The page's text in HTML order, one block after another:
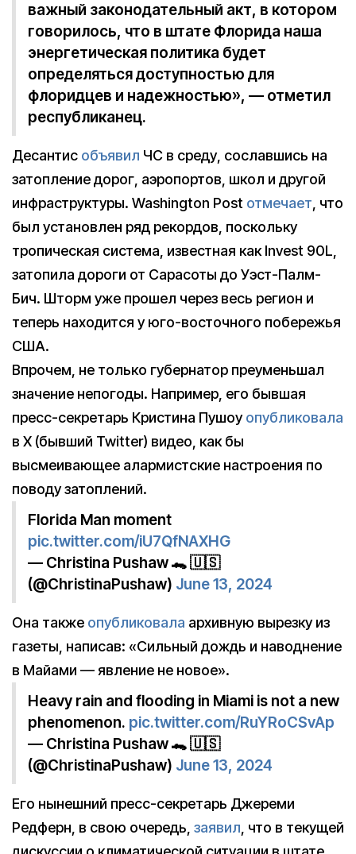
важный законодательный акт, в котором
говорилось, что в штате Флорида наша
энергетическая политика будет
определяться доступностью для
флоридцев и надежностью», — отметил
республиканец.
Десантис объявил ЧС в среду, сославшись на
затопление дорог, аэропортов, школ и другой
инфраструктуры. Washington Post отмечает , что
был установлен ряд рекордов, поскольку
тропическая система, известная как Invest 90L,
затопила дороги от Сарасоты до Уэст-Палм-
Бич. Шторм уже прошел через весь регион и
теперь находится у юго-восточного побережья
США.
Впрочем, не только губернатор преуменьшал
значение непогоды. Например, его бывшая
пресс-секретарь Кристина Пушоуопубликовала
в X (бывший Twitter) видео, как бы
высмеивающее алармистские настроения по
поводу затоплений.
Florida Man moment
pic.twitter.com/iU7QfNAXHG
— Christina Pushaw 🐊 🇺🇸
(@ChristinaPushaw) June 13, 2024
Она также опубликовала архивную вырезку из
газеты, написав: «Сильный дождь и наводнение
в Майами — явление не новое».
Heavy rain and flooding in Miami is not a new
phenomenon. pic.twitter.com/RuYRoCSvAp
— Christina Pushaw 🐊 🇺🇸
(@ChristinaPushaw) June 13, 2024
Его нынешний пресс-секретарь Джереми
Редферн, в свою очередь, заявил , что в текущей